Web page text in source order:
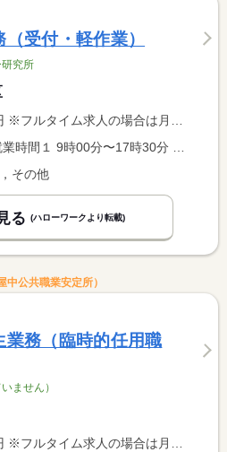
（受付・軽作業）
究所
額（換算額）、パート求人の場合は時間額を表示しています。
フレックスタイム制 就業時間１ 9時00分〜17時30分 就業時間２ 11時00分〜14時00分 就業時間３ 8時00分〜20時00分 就業時間に関する特記事項 （１）基本 <BR> （２）コアタイム <BR> （３）フレキシブルタイム
その他
る (ハローワークより転載)
公共職業安定所）
業務（臨時的任用職
ません）
額（換算額）、パート求人の場合は時間額を表示しています。